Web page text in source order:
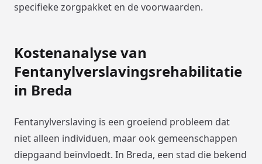
specifieke zorgpakket en de voorwaarden.
Kostenanalyse van
Fentanylverslavingsrehabilitatie
in Breda
Fentanylverslaving is een groeiend probleem dat
niet alleen individuen, maar ook gemeenschappen
diepgaand beïnvloedt. In Breda, een stad die bekend